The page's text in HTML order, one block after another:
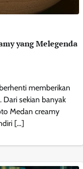
yang Melegenda
memberikan
Dari sekian banyak
Medan creamy
[…]